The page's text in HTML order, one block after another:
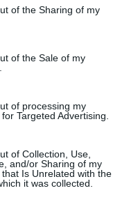
clic en el botón
web.
website/app uses one or
and store information
or usage behaviour.
specified purposes in
of the Sharing of my
of the Sale of my
of processing my
Targeted Advertising.
of Collection, Use,
and/or Sharing of my
Is Unrelated with the
it was collected.
durante la
de un evento
para